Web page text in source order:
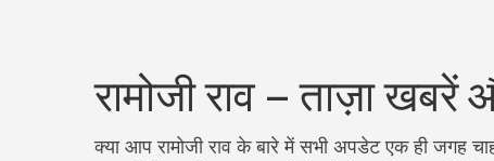
रामोजी राव – ताज़ा
क्या आप रामोजी राव के बारे में सभी अपडेट एक ही जगह